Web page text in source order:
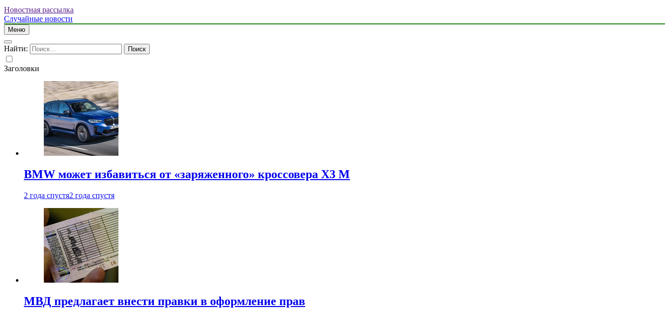
Новостная рассылка
Случайные новости
Меню
Найти:
Заголовки
BMW может избавиться от «заряженного» кроссовера X3 M
2 года спустя2 года спустя
МВД предлагает внести правки в оформление прав